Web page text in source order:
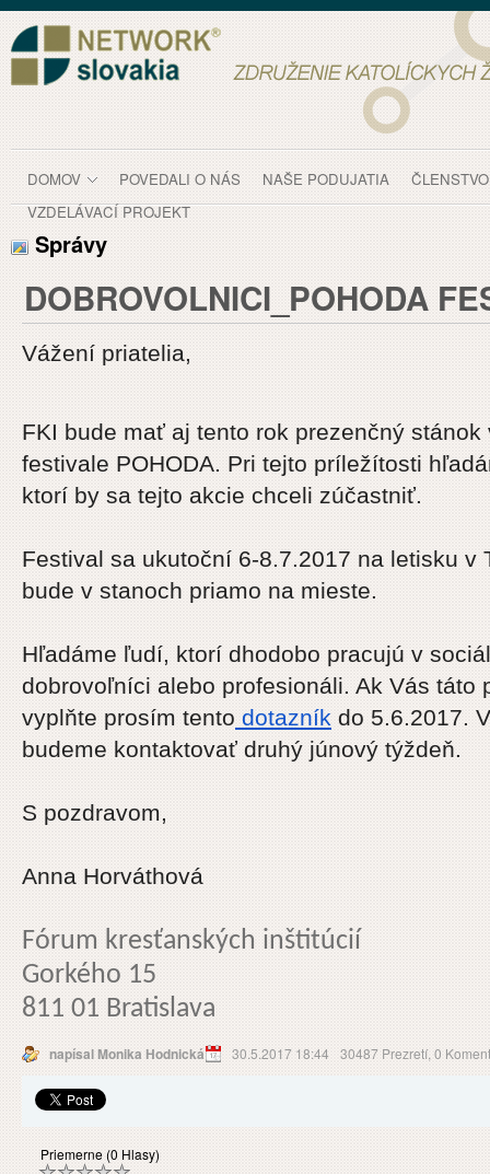
DOBROVOLNICI_POHODA FESTIVAL 2017 -
DOMOV POVEDALI O NÁS NAŠE PODUJATIA
ČLENSTVO
VZDELÁVACÍ PROJEKT
Správy
DOBROVOLNICI_POHODA
Vážení priatelia,
FKI bude mať aj tento rok prezenčný stánok
festivale POHODA. Pri tejto príležítosti
ktorí by sa tejto akcie chceli zúčastniť.
Festival sa ukutoční 6-8.7.2017 na letisku v
bude v stanoch priamo na mieste.
Hľadáme ľudí, ktorí dhodobo pracujú v
dobrovoľníci alebo profesionáli. Ak Vás táto
vyplňte prosím tento dotazník do 5.6.2017.
budeme kontaktovať druhý júnový týždeň.
S pozdravom,
Anna Horváthová
Fórum kresťanských inštitúcií
Gorkého 15
811 01 Bratislava
napísal Monika Hodnická 30.5.2017 18:44 30487 Prezretí, 0
Priemerne (0 Hlasy)